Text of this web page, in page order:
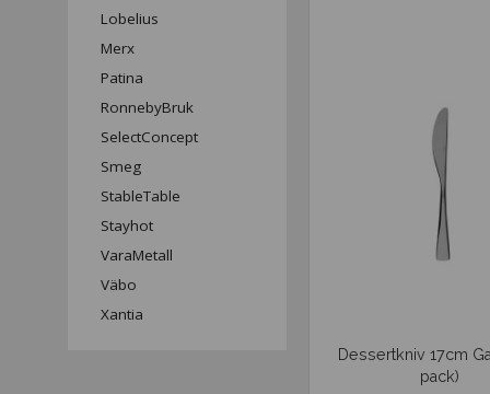
Lobelius
Merx
Patina
RonnebyBruk
SelectConcept
Smeg
StableTable
Stayhot
VaraMetall
Väbo
Xantia
Dessertkniv 17cm
pack)